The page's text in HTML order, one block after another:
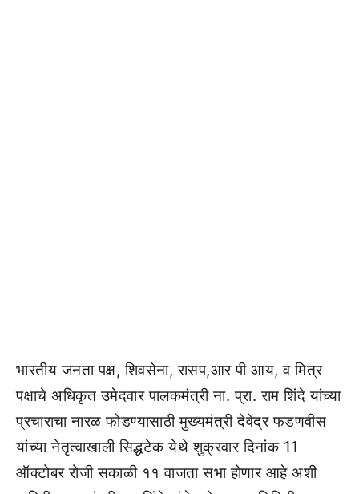
भारतीय जनता पक्ष, शिवसेना, रासप,आर पी आय, व मित्र
पक्षाचे अधिकृत उमेदवार पालकमंत्री ना. प्रा. राम शिंदे यांच्या
प्रचाराचा नारळ फोडण्यासाठी मुख्यमंत्री देवेंद्र फडणवीस
यांच्या नेतृत्वाखाली सिद्धटेक येथे शुक्रवार दिनांक 11
ऑक्टोबर रोजी सकाळी ११ वाजता सभा होणार आहे अशी